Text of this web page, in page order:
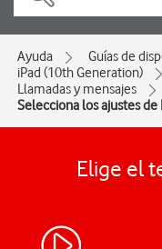
Ayuda Guías de
iPad (10th Generation)
Llamadas y mensajes
Selecciona los ajustes de
Elige el